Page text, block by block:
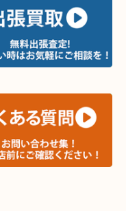
井手町
寺・南山城村
郡山市